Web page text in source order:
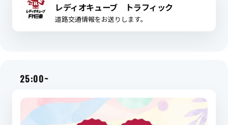
レディオキューブ トラフィック
道路交通情報をお送りします。
25:00~